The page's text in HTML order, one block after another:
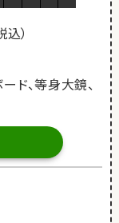
）
ド、等身大鏡、